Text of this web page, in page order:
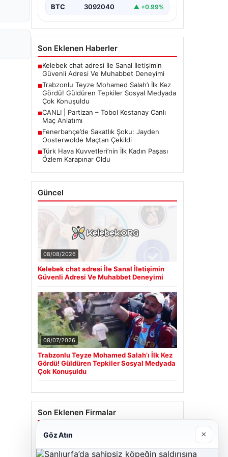
Salah’ın reklam…
BTC 3092040 ▲ +0.99%
Son Eklenen Haberler
■Kelebek chat adresi İle Sanal İletişimin
Güvenli Adresi Ve Muhabbet Deneyimi
■Trabzonlu Teyze Mohamed Salah’ı İlk Kez
Gördü! Güldüren Tepkiler Sosyal Medyada
Çok Konuşuldu
■CANLI | Partizan – Tobol Kostanay Canlı
Maç Anlatımı
■Fenerbahçe’de Sakatlık Şoku: Jayden
Oosterwolde Maçtan Çekildi
■Türk Hava Kuvvetleri’nin İlk Kadın Paşası
Özlem Karapınar Oldu
Güncel
08/08/2026
Kelebek chat adresi İle Sanal İletişimin
Güvenli Adresi Ve Muhabbet Deneyimi
08/07/2026
Trabzonlu Teyze Mohamed Salah’ı İlk Kez
Gördü! Güldüren Tepkiler Sosyal Medyada
Çok Konuşuldu
Son Eklenen Firmalar
Cengiz Sigorta
06/23/2026
Göz Atın ×